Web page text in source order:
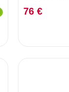
76 €